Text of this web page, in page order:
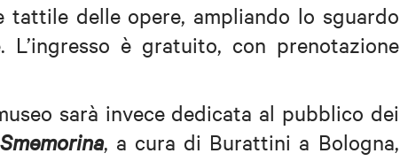
delle opere, ampliando lo sguardo
L’ingresso è gratuito, con prenotazione
sarà invece dedicata al pubblico dei
, a cura di Burattini a Bologna,